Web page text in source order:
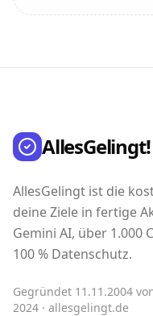
AllesGelingt!
AllesGelingt ist die
deine Ziele in fertige
Gemini AI, über 1.000
100 % Datenschutz.
Gegründet 11.11.2004
2024 · allesgelingt.de